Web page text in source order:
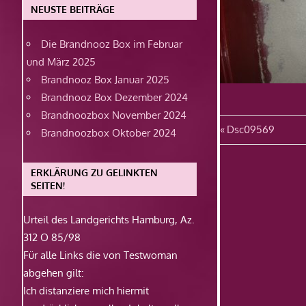
Vorheriger
Beitrag:
Dsc09569
NEUSTE BEITRÄGE
Die Brandnooz Box im Februar
und März 2025
Brandnooz Box Januar 2025
Brandnooz Box Dezember 2024
Brandnoozbox November 2024
Brandnoozbox Oktober 2024
ERKLÄRUNG ZU GELINKTEN
SEITEN!
Urteil des Landgerichts Hamburg, Az.
312 O 85/98
Für alle Links die von Testwoman
abgehen gilt:
Ich distanziere mich hiermit